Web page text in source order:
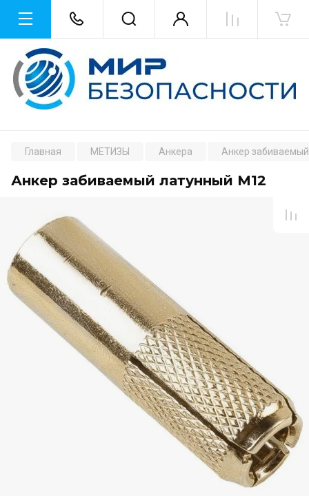
Главная МЕТИЗЫ Анкера Анкер
Анкер забиваемый латунный М12